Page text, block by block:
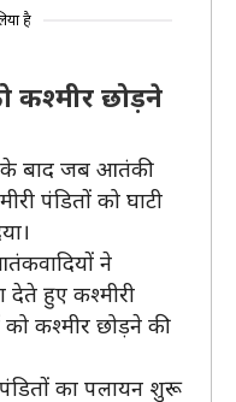
है
कश्मीर छोड़ने
के बाद जब आतंकी
पंडितों को घाटी
ने
हुए कश्मीरी
कश्मीर छोड़ने की
का पलायन शुरू